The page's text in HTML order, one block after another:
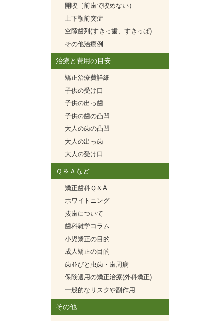
開咬（前歯で咬めない）
上下顎前突症
空隙歯列(すきっ歯、すきっぱ)
その他治療例
治療と費用の目安
矯正治療費詳細
子供の受け口
子供の出っ歯
子供の歯の凸凹
大人の歯の凸凹
大人の出っ歯
大人の受け口
Ｑ＆Ａなど
矯正歯科Ｑ＆A
ホワイトニング
抜歯について
歯科雑学コラム
小児矯正の目的
成人矯正の目的
歯並びと虫歯・歯周病
保険適用の矯正治療(外科矯正)
一般的なリスクや副作用
その他